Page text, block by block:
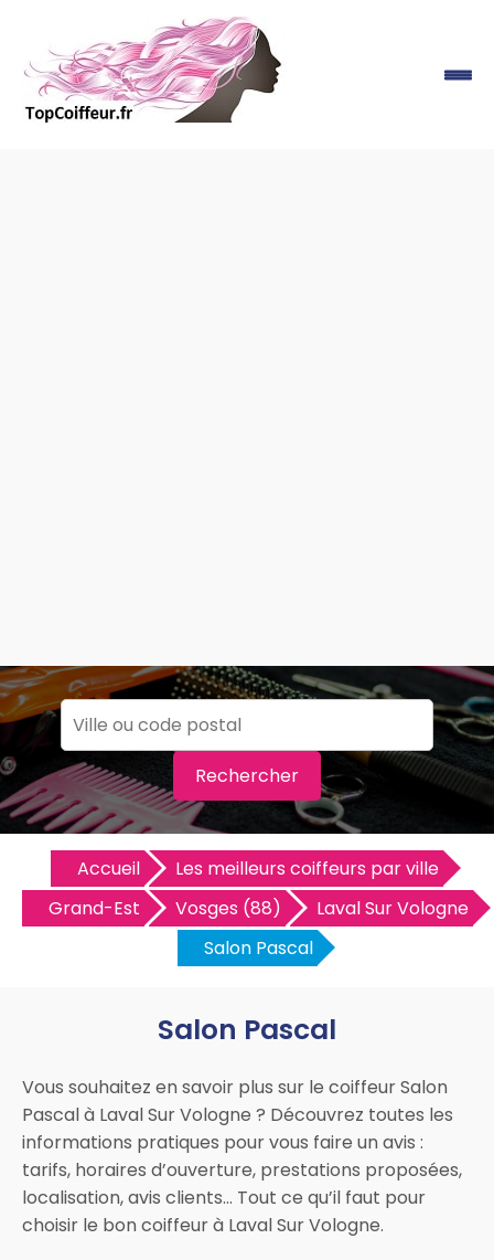
Rechercher
Accueil
Les meilleurs coiffeurs par ville
Grand-Est
Vosges (88)
Laval Sur Vologne
Salon Pascal
Salon Pascal
Vous souhaitez en savoir plus sur le coiffeur Salon
Pascal à Laval Sur Vologne ? Découvrez toutes les
informations pratiques pour vous faire un avis :
tarifs, horaires d’ouverture, prestations proposées,
localisation, avis clients… Tout ce qu’il faut pour
choisir le bon coiffeur à Laval Sur Vologne.